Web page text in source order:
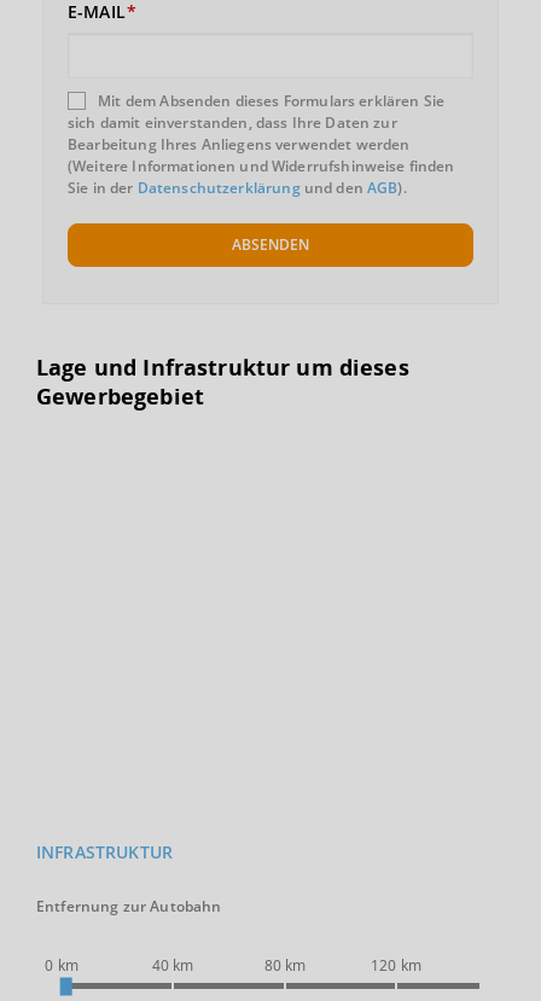
E-MAIL
Mit dem Absenden dieses Formulars erklären Sie
sich damit einverstanden, dass Ihre Daten zur
Bearbeitung Ihres Anliegens verwendet werden
(Weitere Informationen und Widerrufshinweise finden
Sie in der Datenschutzerklärungund denAGB).
ABSENDEN
Lage und Infrastruktur um dieses
Gewerbegebiet
INFRASTRUKTUR
Entfernung zur Autobahn
0 km 40 km 80 km 120 km